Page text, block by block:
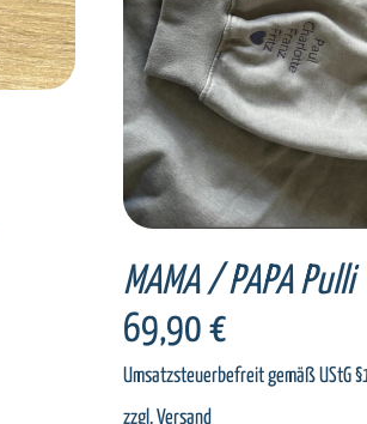
MAMA / PAPA Pulli
69,90 €
Umsatzsteuerbefreit gemäß UStG
zzgl.Versand